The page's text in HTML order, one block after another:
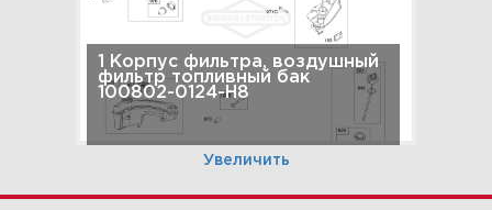
1 Корпус фильтра, воздушный
фильтр топливный бак
100802-0124-H8
Увеличить